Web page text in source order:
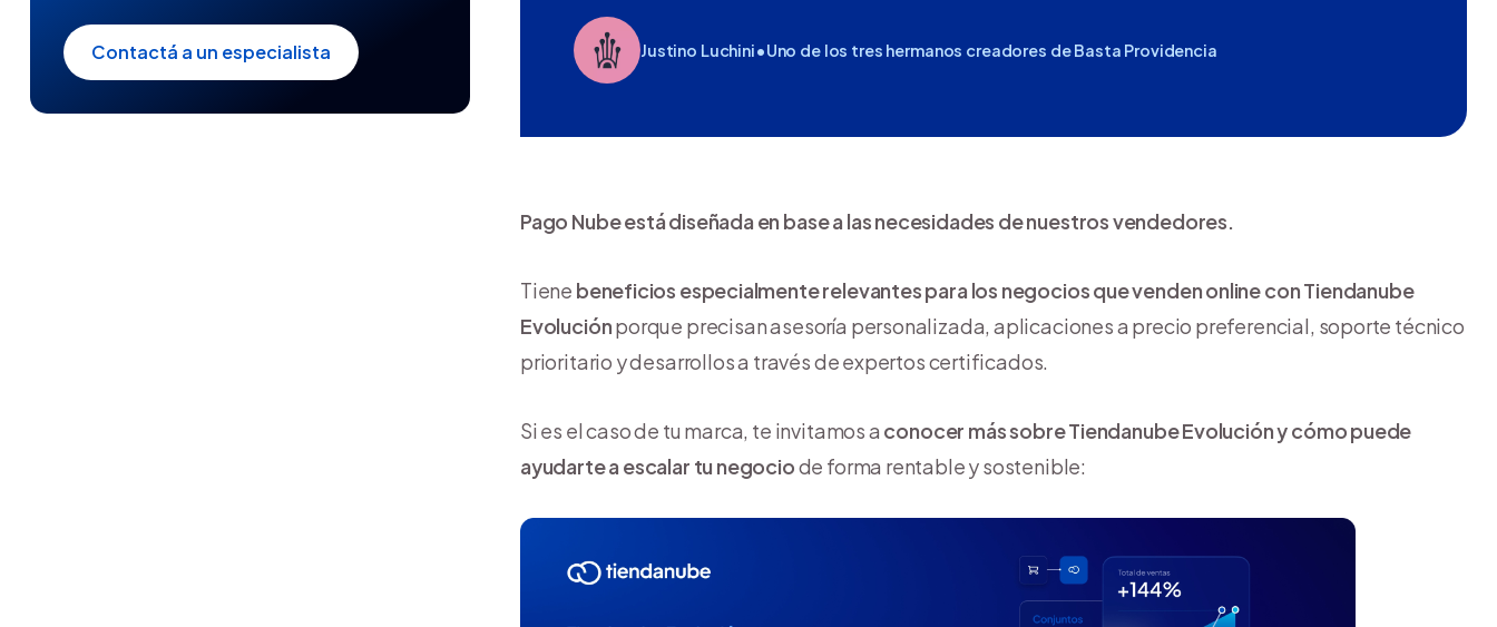
Justino Luchini•Uno de los tres hermanos creadores de Basta Providencia
Pago Nube está diseñada en base a las necesidades de nuestros vendedores.
Tiene beneficios especialmente relevantes para los negocios que venden online con Tiendanube
Evoluciónporque precisan asesoría personalizada, aplicaciones a precio preferencial, soporte técnico
prioritario y desarrollos a través de expertos certificados.
Si es el caso de tu marca, te invitamos a conocer más sobre Tiendanube Evolución y cómo puede
ayudarte a escalar tu negociode forma rentable y sostenible:
Contactá a un especialista